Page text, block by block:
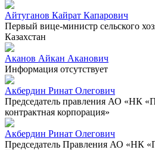
Айтуганов Кайрат Капарович
Первый вице-министр сельского
Казахстан
Аканов Айкан Аканович
Информация отсутствует
Акбердин Ринат Олегович
Председатель правления АО «НК
контрактная корпорация»
Акбердин Ринат Олегович
Председатель Правления АО «НК